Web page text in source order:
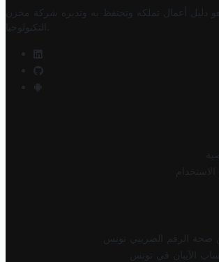
دليل أعمال تملكه وتحتفظ به وتديره
شركة مخزن
التكنولوجيا
صحة الرقم الضريبي تونس
الآيبان في تونس